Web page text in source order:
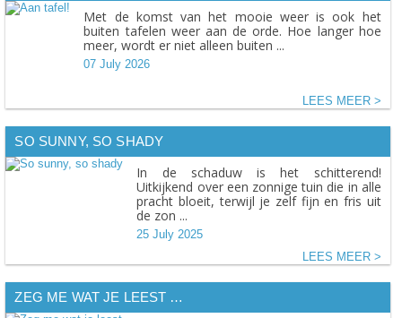
Met de komst van het mooie weer is ook het
buiten tafelen weer aan de orde. Hoe langer hoe
meer, wordt er niet alleen buiten ...
07 July 2026
LEES MEER
SO SUNNY, SO SHADY
In de schaduw is het schitterend!
Uitkijkend over een zonnige tuin die in alle
pracht bloeit, terwijl je zelf fijn en fris uit
de zon ...
25 July 2025
LEES MEER
ZEG ME WAT JE LEEST …